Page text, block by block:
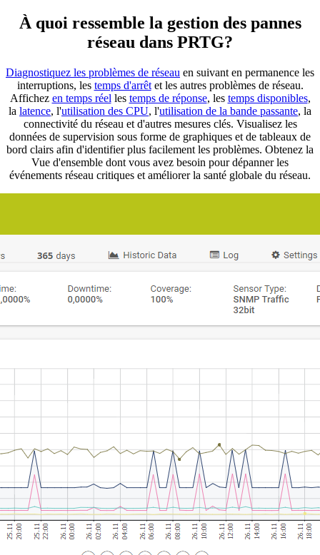
À quoi ressemble la gestion des pannes
réseau dans PRTG?
Diagnostiquez les problèmes de réseau en suivant en permanence les
interruptions, les temps d'arrêtet les autres problèmes de réseau.
Affichez en temps réel les temps de réponse, les temps disponibles,
la latence, l'utilisation des CPU, l'utilisation de la bande passante, la
connectivité du réseau et d'autres mesures clés. Visualisez les
données de supervision sous forme de graphiques et de tableaux de
bord clairs afin d'identifier plus facilement les problèmes. Obtenez la
Vue d'ensemble dont vous avez besoin pour dépanner les
événements réseau critiques et améliorer la santé globale du réseau.